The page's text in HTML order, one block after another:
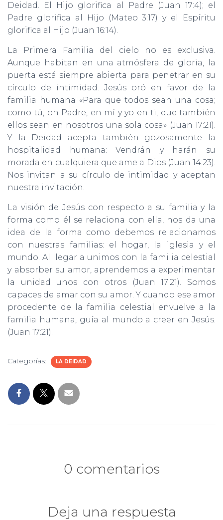
Deidad. El Hijo glorifica al Padre (Juan 17:4); el
Padre glorifica al Hijo (Mateo 3:17) y el Espíritu
glorifica al Hijo (Juan 16:14).
La Primera Familia del cielo no es exclusiva.
Aunque habitan en una atmósfera de gloria, la
puerta está siempre abierta para penetrar en su
círculo de intimidad. Jesús oró en favor de la
familia humana «Para que todos sean una cosa;
como tú, oh Padre, en mí y yo en ti, que también
ellos sean en nosotros una sola cosa» (Juan 17:21).
Y la Deidad acepta también gozosamente la
hospitalidad humana: Vendrán y harán su
morada en cualquiera que ame a Dios (Juan 14:23).
Nos invitan a su círculo de intimidad y aceptan
nuestra invitación.
La visión de Jesús con respecto a su familia y la
forma como él se relaciona con ella, nos da una
idea de la forma como debemos relacionamos
con nuestras familias: el hogar, la iglesia y el
mundo. Al llegar a unimos con la familia celestial
y absorber su amor, aprendemos a experimentar
la unidad unos con otros (Juan 17:21). Somos
capaces de amar con su amor. Y cuando ese amor
procedente de la familia celestial envuelve a la
familia humana, guía al mundo a creer en Jesús.
(Juan 17:21).
Categorías: LA DEIDAD
0 comentarios
Deja una respuesta